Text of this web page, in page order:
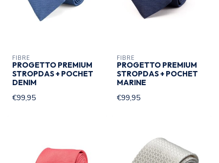
FIBRE
PROGETTO PREMIUM
STROPDAS + POCHET
DENIM
€99,95
FIBRE
PROGETTO PREMIUM
STROPDAS + POCHET
MARINE
€99,95